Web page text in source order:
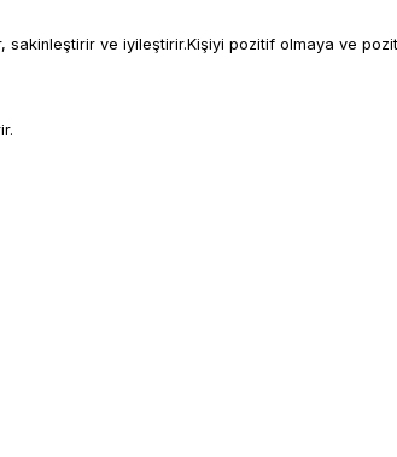
sakinleştirir ve iyileştirir.Kişiyi pozitif olmaya ve